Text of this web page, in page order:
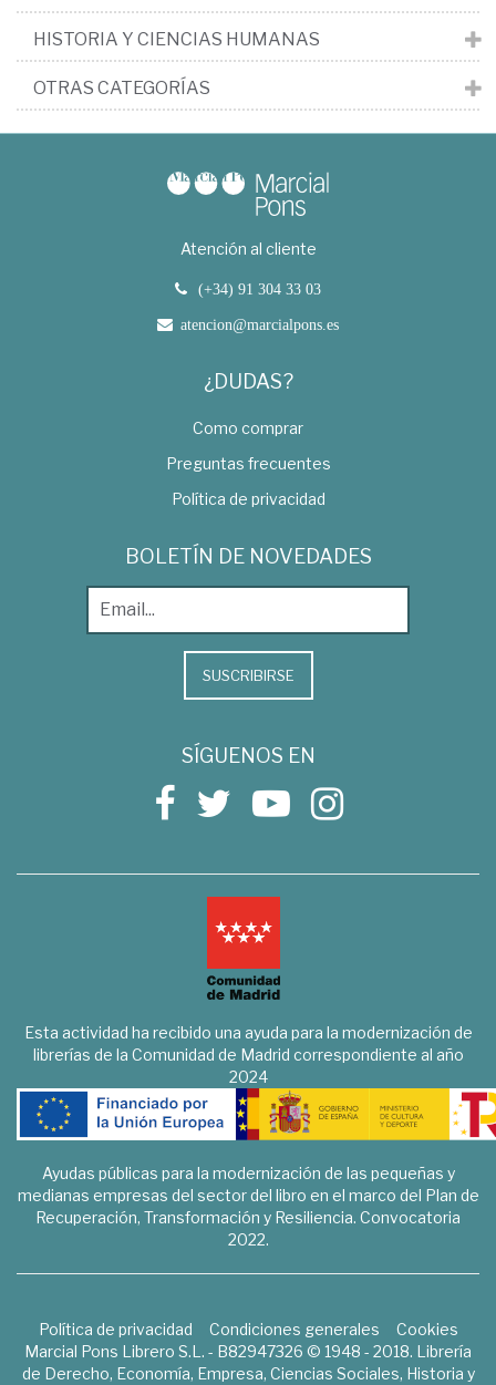
HISTORIA Y CIENCIAS HUMANAS
OTRAS CATEGORÍAS
Atención al cliente
(+34) 91 304 33 03
atencion@marcialpons.es
¿DUDAS?
Como comprar
Preguntas frecuentes
Política de privacidad
BOLETÍN DE NOVEDADES
SUSCRIBIRSE
SÍGUENOS EN
Esta actividad ha recibido una ayuda para la modernización de
librerías de la Comunidad de Madrid correspondiente al año
2024
Ayudas públicas para la modernización de las pequeñas y
medianas empresas del sector del libro en el marco del Plan de
Recuperación, Transformación y Resiliencia. Convocatoria
2022.
Política de privacidad Condiciones generales
Cookies
Marcial Pons Librero S.L. - B82947326 © 1948 - 2018. Librería
de Derecho, Economía, Empresa, Ciencias Sociales, Historia y